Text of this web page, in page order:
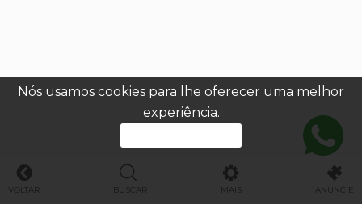
Nós usamos cookies para lhe oferecer uma melhor
experiência.
VOLTAR BUSCAR MAIS ANUNCIE